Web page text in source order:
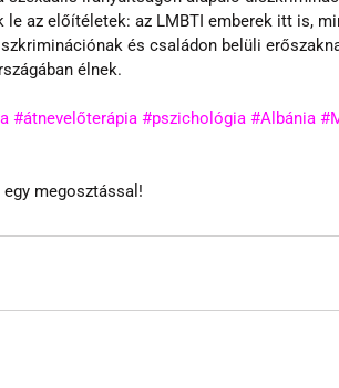
le az előítéletek: az LMBTI emberek itt is,
és családon belüli
élnek.
#átnevelőterápia #pszichológia #Albánia
megosztással!